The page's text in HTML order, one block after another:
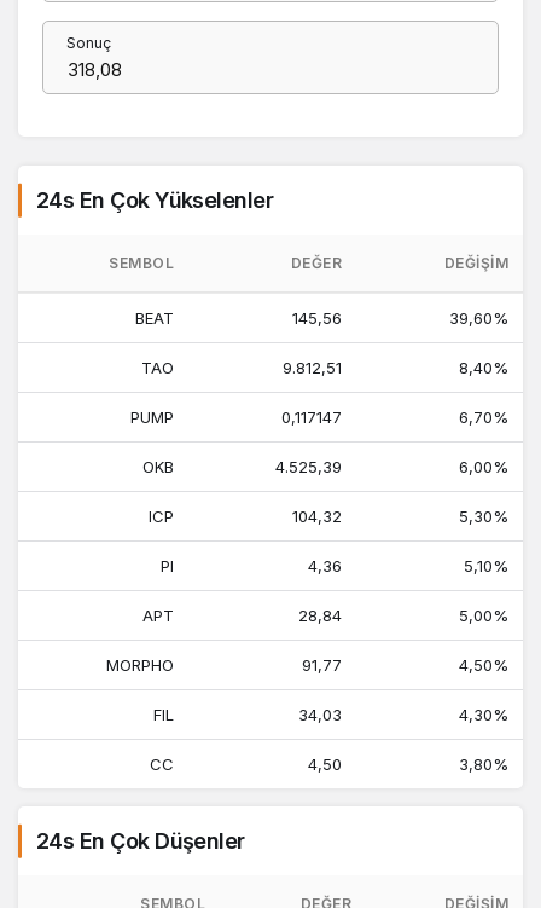
Sonuç
24s En Çok Yükselenler
SEMBOL DEĞER DEĞIŞIM
BEAT 145,56 39,60%
TAO 9.812,51 8,40%
PUMP 0,117147 6,70%
OKB 4.525,39 6,00%
ICP 104,32 5,30%
PI 4,36 5,10%
APT 28,84 5,00%
MORPHO 91,77 4,50%
FIL 34,03 4,30%
CC 4,50 3,80%
24s En Çok Düşenler
SEMBOL DEĞER DEĞIŞIM